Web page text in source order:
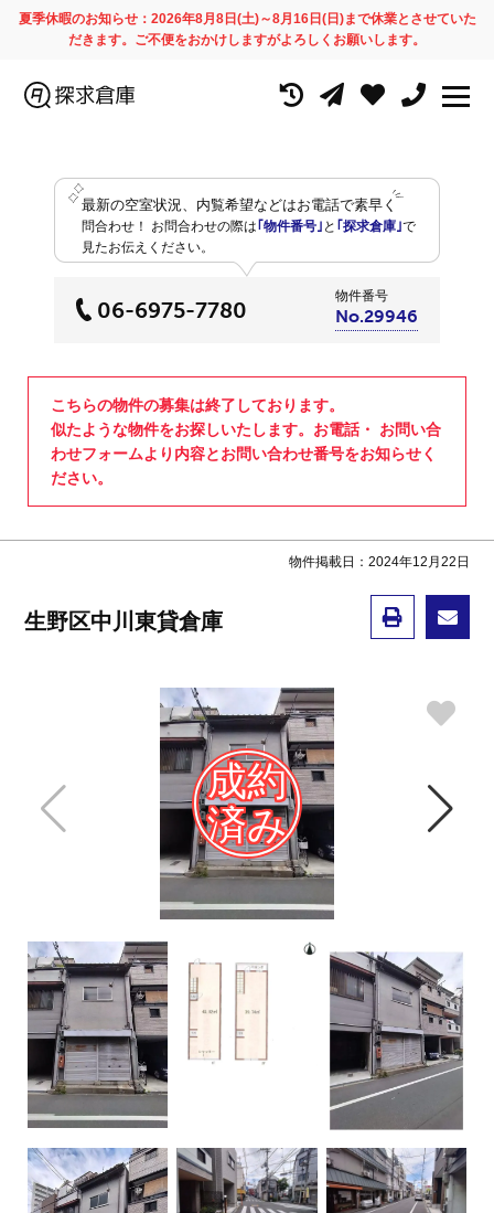
夏季休暇のお知らせ：2026年8月8日(土)～8月16日(日)まで休業とさせていた
だきます。ご不便をおかけしますがよろしくお願いします。
最新の空室状況、内覧希望などはお電話で素早く
問合わせ！ お問合わせの際は ｢物件番号｣ と ｢探求倉庫｣で
見たお伝えください。
06-6975-7780
物件番号
No.29946
こちらの物件の募集は終了しております。
似たような物件をお探しいたします。お電話・ お問い合
わせフォームより内容とお問い合わせ番号をお知らせく
ださい。
物件掲載日：2024年12月22日
生野区中川東貸倉庫